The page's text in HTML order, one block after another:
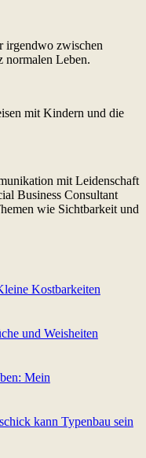
irgendwo zwischen
normalen Leben.
mit Kindern und die
mit Leidenschaft
Business Consultant
wie Sichtbarkeit und
Kostbarkeiten
und Weisheiten
Mein
kann Typenbau sein